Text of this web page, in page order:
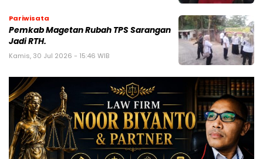
Pariwisata
Pemkab Magetan Rubah TPS Sarangan
Jadi RTH.
Kamis, 30 Jul 2026 - 15:46 WIB